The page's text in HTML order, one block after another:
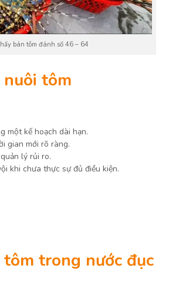
bán tôm đánh số 46 – 64
tôm
một kế hoạch dài hạn.
gian mới rõ ràng.
lý rủi ro.
khi chưa thực sự đủ điều kiện.
trong nước đục